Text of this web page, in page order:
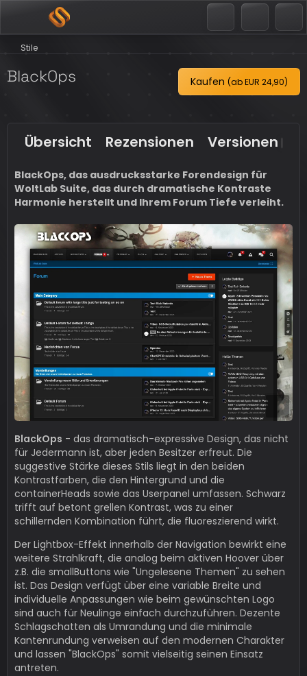
Stile
BlackOps Kaufen (abEUR 24,90)
Übersicht Rezensionen Versionen
BlackOps, das ausdrucksstarke Forendesign für
WoltLab Suite, das durch dramatische Kontraste
Harmonie herstellt und Ihrem Forum Tiefe verleiht.
BlackOps - das dramatisch-expressive Design, das nicht
für Jedermann ist, aber jeden Besitzer erfreut. Die
suggestive Stärke dieses Stils liegt in den beiden
Kontrastfarben, die den Hintergrund und die
containerHeads sowie das Userpanel umfassen. Schwarz
trifft auf betont grellen Kontrast, was zu einer
schillernden Kombination führt, die fluoreszierend wirkt.
Der Lightbox-Effekt innerhalb der Navigation bewirkt eine
weitere Strahlkraft, die analog beim aktiven Hoover über
z.B. die smallButtons wie "Ungelesene Themen" zu sehen
ist. Das Design verfügt über eine variable Breite und
individuelle Anpassungen wie beim gewünschten Logo
sind auch für Neulinge einfach durchzuführen. Dezente
Schlagschatten als Umrandung und die minimale
Kantenrundung verweisen auf den modernen Charakter
und lassen "BlackOps" somit vielseitig seinen Einsatz
antreten.